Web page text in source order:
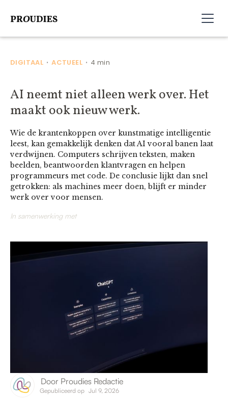
DIGITAAL •ACTUEEL • 4 min
AI neemt niet alleen werk over. Het
maakt ook nieuw werk.
Wie de krantenkoppen over kunstmatige intelligentie
leest, kan gemakkelijk denken dat AI vooral banen laat
verdwijnen. Computers schrijven teksten, maken
beelden, beantwoorden klantvragen en helpen
programmeurs met code. De conclusie lijkt dan snel
getrokken: als machines meer doen, blijft er minder
werk over voor mensen.
In samenwerking met
Door Proudies Redactie
Gepubliceerd op Jul 9, 2026